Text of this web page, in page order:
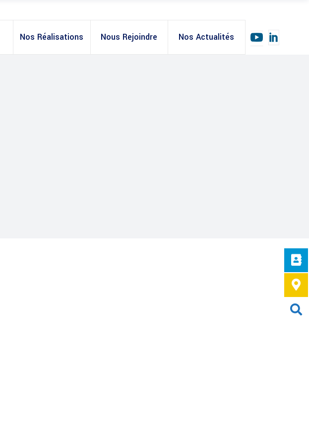
Nos Réalisations Nous Rejoindre Nos Actualités